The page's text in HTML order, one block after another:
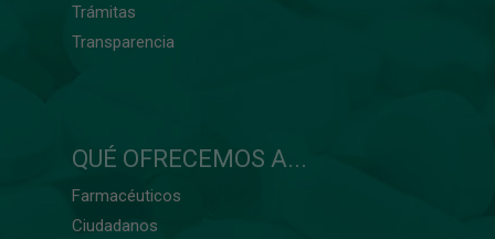
Trámitas
Transparencia
QUÉ OFRECEMOS A...
Farmacéuticos
Ciudadanos